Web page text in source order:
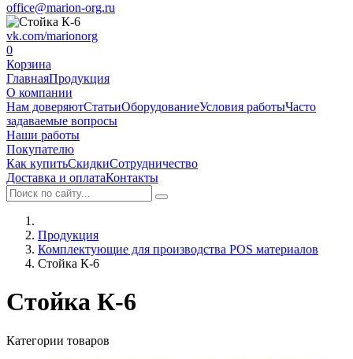
office@marion-org.ru
vk.com/marionorg
0
Корзина
ГлавнаяПродукция
О компании
Нам доверяютСтатьиОборудованиеУсловия работыЧасто
задаваемые вопросы
Наши работы
Покупателю
Как купитьСкидкиСотрудничество
Доставка и оплатаКонтакты
Продукция
Комплектующие для производства POS материалов
Стойка К-6
Стойка К-6
Категории товаров